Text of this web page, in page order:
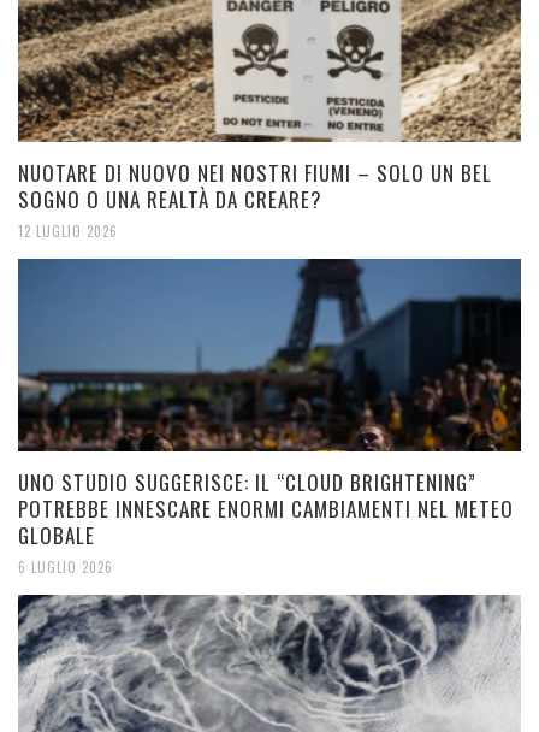
NUOTARE DI NUOVO NEI NOSTRI FIUMI – SOLO UN BEL
SOGNO O UNA REALTÀ DA CREARE?
12 LUGLIO 2026
UNO STUDIO SUGGERISCE: IL “CLOUD BRIGHTENING”
POTREBBE INNESCARE ENORMI CAMBIAMENTI NEL METEO
GLOBALE
6 LUGLIO 2026